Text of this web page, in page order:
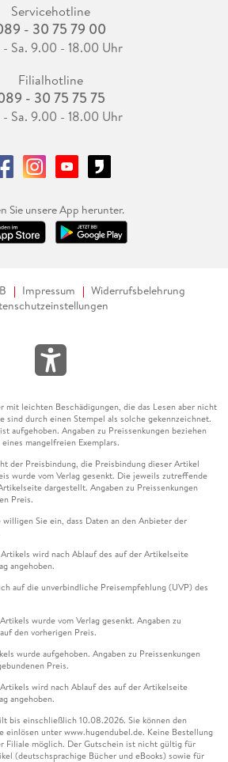
Servicehotline
- 30 75 79 00
- Sa. 9.00 - 18.00 Uhr
Filialhotline
- 30 75 75 75
- Sa. 9.00 - 18.00 Uhr
Sie unsere App herunter.
Impressum
Widerrufsbelehrung
mit leichten Beschädigungen, die das Lesen aber nicht
sind durch einen Stempel als solche gekennzeichnet.
aufgehoben. Angaben zu Preissenkungen beziehen
mangelfreien Exemplars.
der Preisbindung, die Preisbindung dieser Artikel
wurde vom Verlag gesenkt. Die jeweils zutreffende
dargestellt. Angaben zu Preissenkungen
Preis.
Sie ein, dass Daten an den Anbieter der
wird nach Ablauf des auf der Artikelseite
angehoben.
auf die unverbindliche Preisempfehlung (UVP) des
wurde vom Verlag gesenkt. Angaben zu
den vorherigen Preis.
wurde aufgehoben. Angaben zu Preissenkungen
Preis.
wird nach Ablauf des auf der Artikelseite
angehoben.
bis einschließlich 10.08.2026. Sie können den
einlösen unter www.hugendubel.de. Keine Bestellung
Filiale möglich. Der Gutschein ist nicht gültig für
(deutschsprachige Bücher und eBooks) sowie für